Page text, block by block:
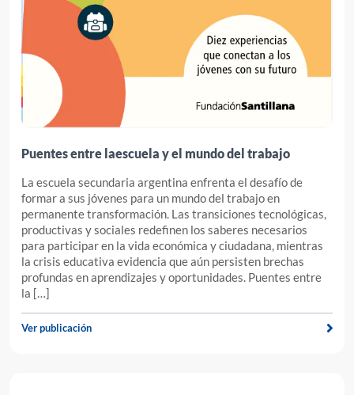
Puentes entre laescuela y el mundo del trabajo
La escuela secundaria argentina enfrenta el desafío de
formar a sus jóvenes para un mundo del trabajo en
permanente transformación. Las transiciones tecnológicas,
productivas y sociales redefinen los saberes necesarios
para participar en la vida económica y ciudadana, mientras
la crisis educativa evidencia que aún persisten brechas
profundas en aprendizajes y oportunidades. Puentes entre
la […]
Ver publicación